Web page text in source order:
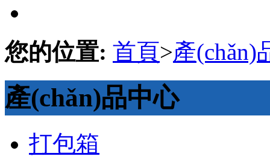
您的位置: 首頁>產(chǎn)
產(chǎn)品中心
打包箱